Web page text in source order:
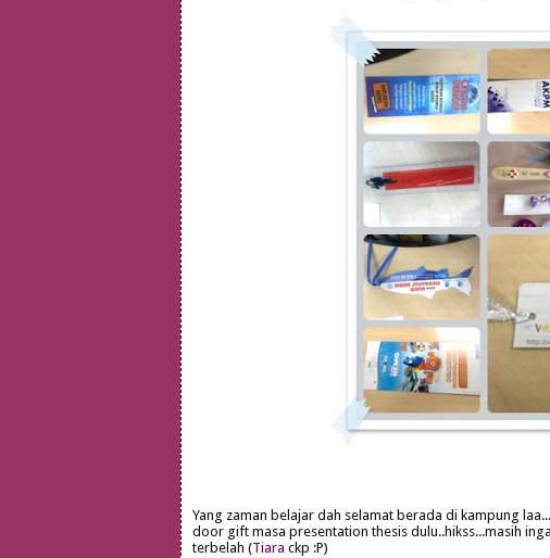
Yang zaman belajar dah selamat berada di kampung
door gift masa presentation thesis dulu..hikss...masih
terbelah (Tiara ckp :P)